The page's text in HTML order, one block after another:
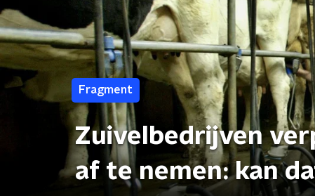
Fragment
Zuivelbedrijven
af te nemen: kan